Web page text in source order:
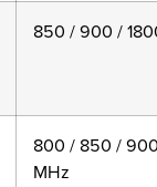
850 / 900 /
800 / 850 /
MHz